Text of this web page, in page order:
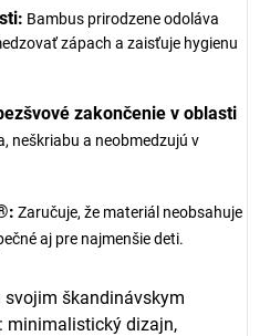
Bambus prirodzene odoláva
zápach a zaisťuje hygienu
zakončenie v oblasti
neškriabu a neobmedzujú v
Zaručuje, že materiál neobsahuje
aj pre najmenšie deti.
svojim škandinávskym
minimalistický dizajn,